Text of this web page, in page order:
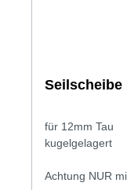
Seilscheibe
für 12mm Tau
kugelgelagert
Achtung NUR